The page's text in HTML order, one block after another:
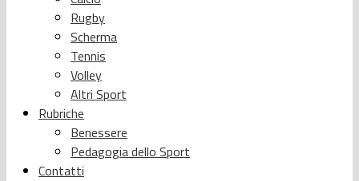
Rugby
Scherma
Tennis
Volley
Altri Sport
Rubriche
Benessere
Pedagogia dello Sport
Contatti